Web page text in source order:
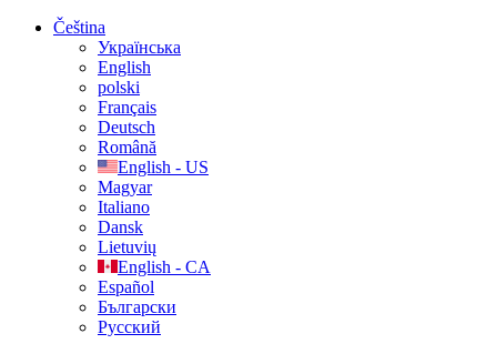
Čeština
Українська
English
polski
Français
Deutsch
Română
English - US
Magyar
Italiano
Dansk
Lietuvių
English - CA
Español
Български
Русский